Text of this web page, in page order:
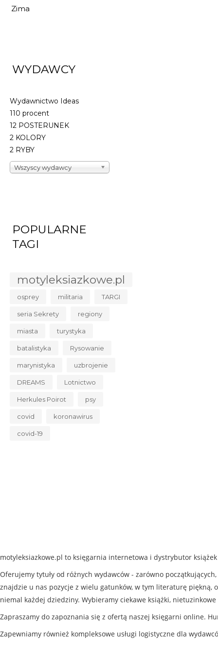
Zima
WYDAWCY
Wydawnictwo Ideas
110 procent
12 POSTERUNEK
2 KOLORY
2 RYBY
Wszyscy wydawcy
POPULARNE
TAGI
motyleksiazkowe.pl
osprey militaria TARGI
seria Sekrety regiony
miasta turystyka
batalistyka Rysowanie
marynistyka uzbrojenie
DREAMS Lotnictwo
Herkules Poirot psy
covid koronawirus
covid-19
motyleksiazkowe.pl to księgarnia internetowa i dystrybutor książek
Oferujemy tytuły od różnych wydawców - zarówno
znajdzie u nas pozycje z wielu gatunków, w tym literaturę piękną,
niemal każdej dziedziny. Wybieramy ciekawe książki,
Zapraszamy do zapoznania się z ofertą naszej księgarni online.
Zapewniamy również kompleksowe usługi logistyczne dla